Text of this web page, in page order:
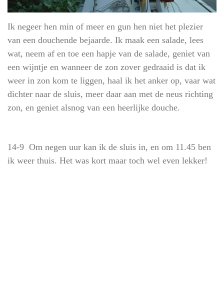
Ik negeer hen min of meer en gun hen niet het plezier
van een douchende bejaarde. Ik maak een salade, lees
wat, neem af en toe een hapje van de salade, geniet van
een wijntje en wanneer de zon zover gedraaid is dat ik
weer in zon kom te liggen, haal ik het anker op, vaar wat
dichter naar de sluis, meer daar aan met de neus richting
zon, en geniet alsnog van een heerlijke douche.
14-9 Om negen uur kan ik de sluis in, en om 11.45 ben
ik weer thuis. Het was kort maar toch wel even lekker!